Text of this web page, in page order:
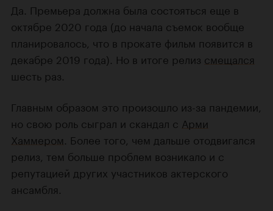
Да. Премьера должна была состояться еще в
октябре 2020 года (до начала съемок вообще
планировалось, что в прокате фильм появится в
декабре 2019 года). Но в итоге релиз смещался
шесть раз.
Главным образом это произошло из-за пандемии,
но свою роль сыграл и скандал с Арми
Хаммером . Более того, чем дальше отодвигался
релиз, тем больше проблем возникало и с
репутацией других участников актерского
ансамбля.